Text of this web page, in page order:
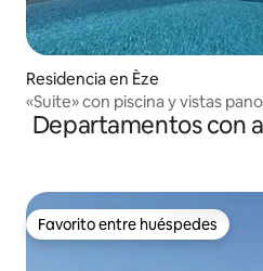
Residencia en Èze
«Suite» con piscina y vistas
Departamentos con
Favorito entre huéspedes
Favorito entre huéspedes